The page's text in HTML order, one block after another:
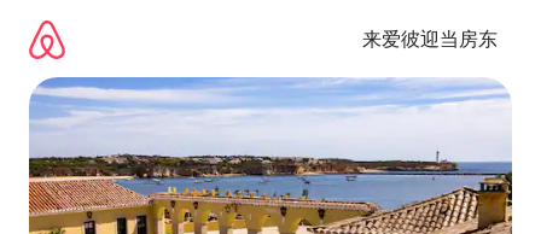
来爱彼迎当房东